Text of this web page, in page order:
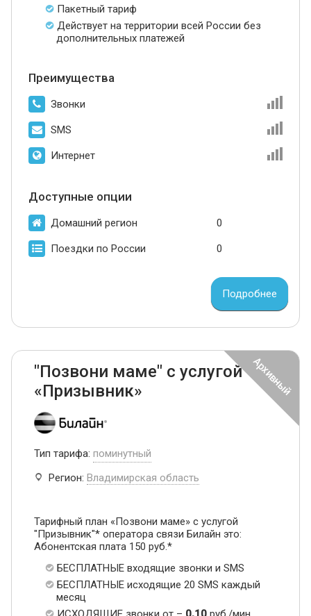
Пакетный тариф
Действует на территории всей России без
дополнительных платежей
Преимущества
Звонки
SMS
Интернет
Доступные опции
Домашний регион 0
Поездки по России 0
Подробнее
"Позвони маме" с услугой
«Призывник»
Тип тарифа: поминутный
Регион: Владимирская область
Тарифный план «Позвони маме» с услугой
"Призывник"* оператора связи Билайн это:
Абонентская плата 150 руб.*
БЕСПЛАТНЫЕ входящие звонки и SMS
БЕСПЛАТНЫЕ исходящие 20 SMS каждый
месяц